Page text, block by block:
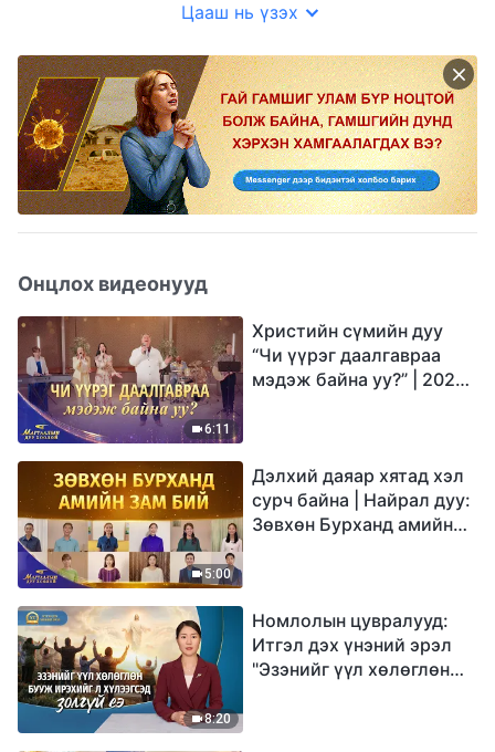
Цааш нь үзэх
Онцлох видеонууд
6:11
Христийн сүмийн дуу
“Чи үүрэг даалгавраа
мэдэж байна уу?” | 2026
5:00
Дэлхий даяар хятад хэл
сурч байна | Найрал дуу:
Зөвхөн Бурханд амийн
8:20
Номлолын цувралууд:
Итгэл дэх үнэний эрэл
"Эзэнийг үүл хөлөглөн